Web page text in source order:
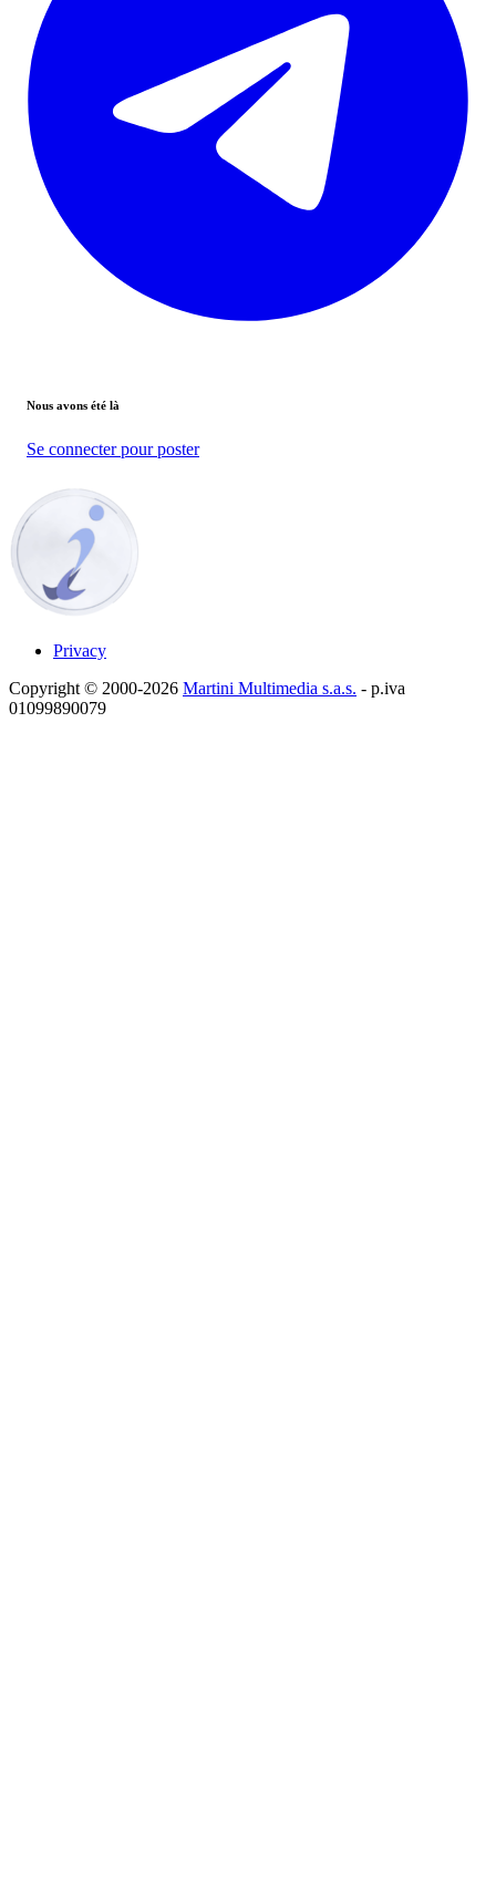
Nous avons été là
Se connecter pour poster
Privacy
Copyright © 2000-2026 Martini Multimedia s.a.s. - p.iva
01099890079